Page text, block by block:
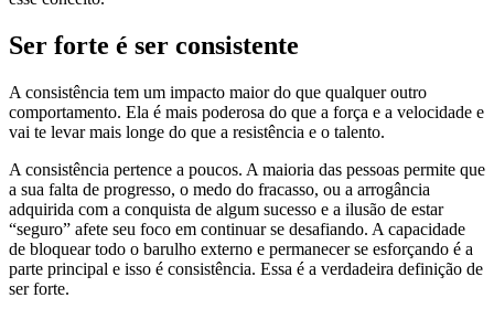
Ser forte é ser consistente
A consistência tem um impacto maior do que qualquer outro
comportamento. Ela é mais poderosa do que a força e a velocidade e
vai te levar mais longe do que a resistência e o talento.
A consistência pertence a poucos. A maioria das pessoas permite que
a sua falta de progresso, o medo do fracasso, ou a arrogância
adquirida com a conquista de algum sucesso e a ilusão de estar
“seguro” afete seu foco em continuar se desafiando. A capacidade
de bloquear todo o barulho externo e permanecer se esforçando é a
parte principal e isso é consistência. Essa é a verdadeira definição de
ser forte.